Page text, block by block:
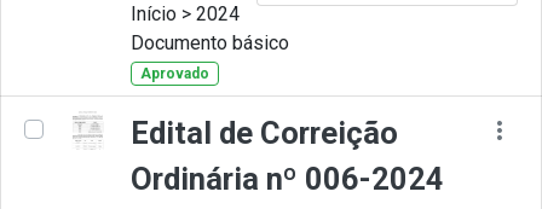
Início > 2024
Documento básico
Aprovado
Edital de Correição
Ordinária nº 006-2024